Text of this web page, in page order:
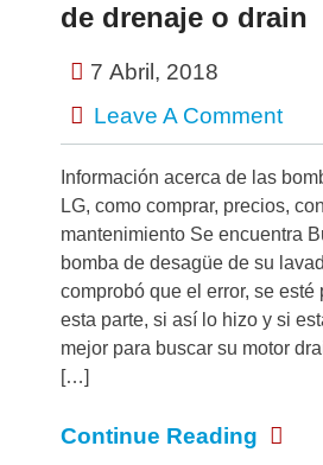
de drenaje o drain
7 Abril, 2018
Leave A Comment
Información acerca de las
LG, como comprar, precios,
mantenimiento Se encuentra
bomba de desagüe de su
comprobó que el error, se esté
esta parte, si así lo hizo y si
mejor para buscar su motor
[…]
Continue Reading